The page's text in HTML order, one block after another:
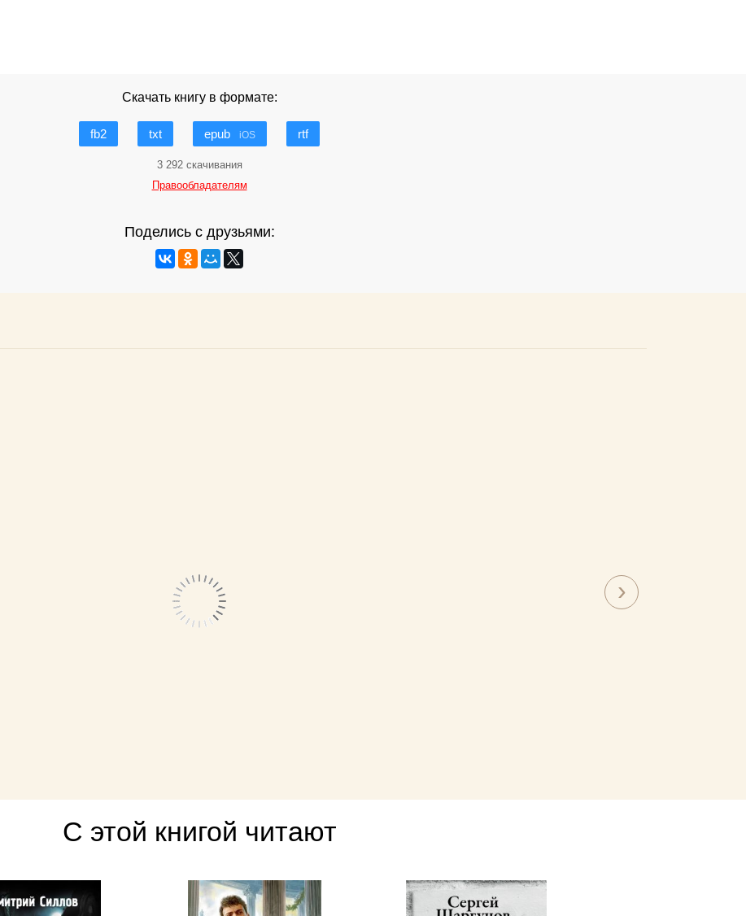
Скачать книгу в формате:
fb2 txt epub iOS rtf
3 292 скачивания
Правообладателям
Поделись с друзьями:
С этой книгой читают